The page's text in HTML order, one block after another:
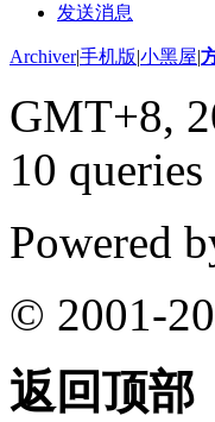
发送消息
Archiver|手机版|小黑屋|
GMT+8,
10 queries
Powered
© 2001-
返回顶部